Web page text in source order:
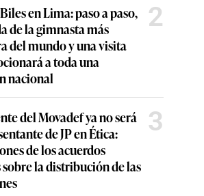
en Lima: paso a paso,
de la gimnasta más
del mundo y una visita
a toda una
nacional
2
del Movadef ya no será
de JP en Ética:
de los acuerdos
la distribución de las
3